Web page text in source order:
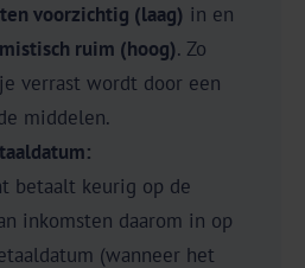
voorzichtig (laag) in en
ruim (hoog). Zo
verrast wordt door een
middelen.
betaalt keurig op de
inkomsten daarom in op
(wanneer het